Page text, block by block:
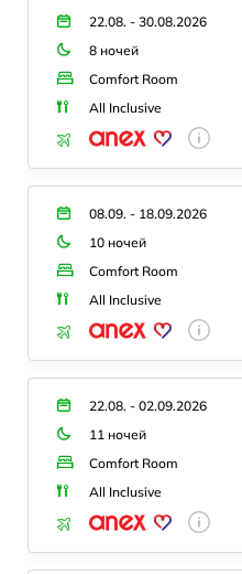
22.08. - 30.08.2026
8 ночей
Comfort Room
All Inclusive
08.09. - 18.09.2026
10 ночей
Comfort Room
All Inclusive
22.08. - 02.09.2026
11 ночей
Comfort Room
All Inclusive